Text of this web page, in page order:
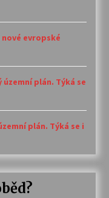
nové evropské
územní plán. Týká se
plán. Týká se i